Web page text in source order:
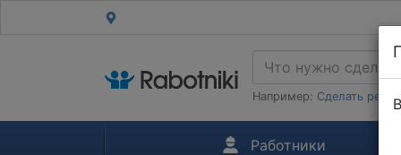
Например: Сделать
Работники